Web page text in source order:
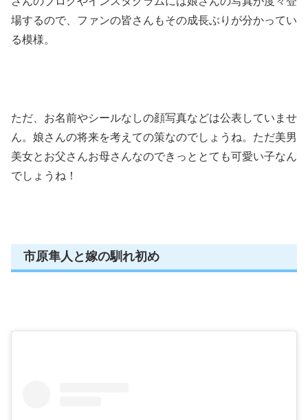
場するので、ファンの皆さんもその成長ぶりが分かってい
る模様。
ただ、お名前やシールなしの顔写真などは公表していませ
ん。娘さんの将来を考えての策なのでしょうね。ただ美男
美女とお父さんお母さんなのできっととても可愛い子なん
でしょうね！
市原隼人と嫁の馴れ初め